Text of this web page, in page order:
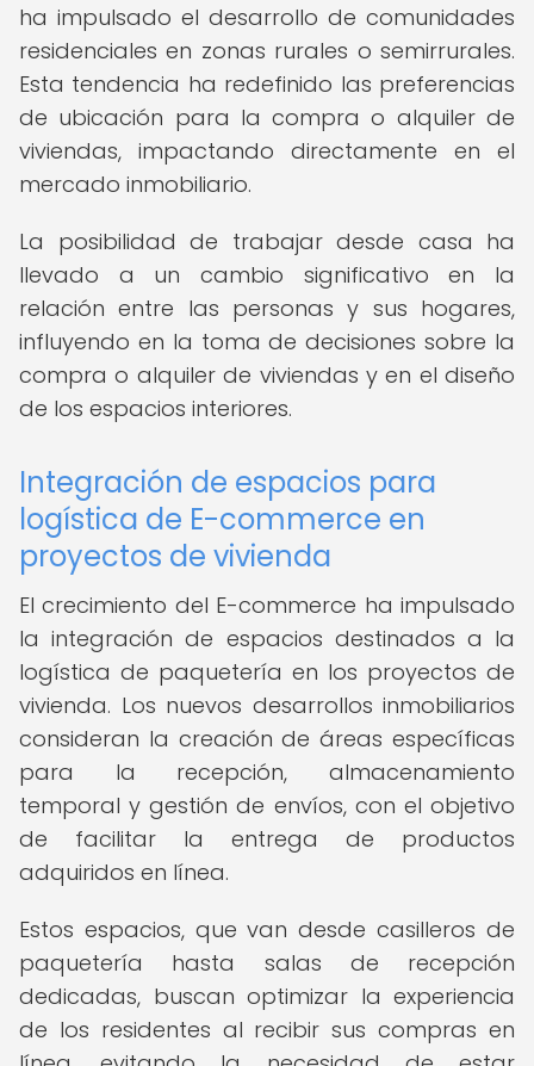
ha impulsado el desarrollo de comunidades
residenciales en zonas rurales o semirrurales.
Esta tendencia ha redefinido las preferencias
de ubicación para la compra o alquiler de
viviendas, impactando directamente en el
mercado inmobiliario.
La posibilidad de trabajar desde casa ha
llevado a un cambio significativo en la
relación entre las personas y sus hogares,
influyendo en la toma de decisiones sobre la
compra o alquiler de viviendas y en el diseño
de los espacios interiores.
Integración de espacios para
logística de E-commerce en
proyectos de vivienda
El crecimiento del E-commerce ha impulsado
la integración de espacios destinados a la
logística de paquetería en los proyectos de
vivienda. Los nuevos desarrollos inmobiliarios
consideran la creación de áreas específicas
para la recepción, almacenamiento
temporal y gestión de envíos, con el objetivo
de facilitar la entrega de productos
adquiridos en línea.
Estos espacios, que van desde casilleros de
paquetería hasta salas de recepción
dedicadas, buscan optimizar la experiencia
de los residentes al recibir sus compras en